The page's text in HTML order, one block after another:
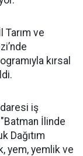
ve
kırsal
iş
İlinde
Dağıtım
yem, yemlik ve